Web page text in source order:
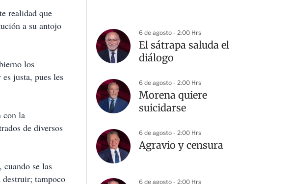
realidad que
a su antojo
los
justa, pues les
con la
de diversos
se las
destruir; tampoco
6 de agosto - 2:00 Hrs
El sátrapa saluda el
diálogo
6 de agosto - 2:00 Hrs
Morena quiere
suicidarse
6 de agosto - 2:00 Hrs
Agravio y censura
6 de agosto - 2:00 Hrs